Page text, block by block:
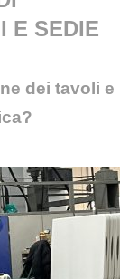
E SEDIE
dei tavoli e